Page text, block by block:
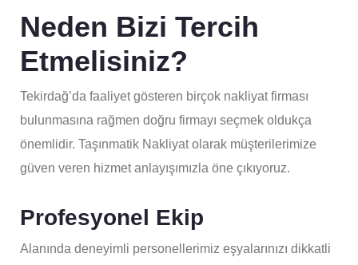
Neden Bizi Tercih
Etmelisiniz?
Tekirdağ’da faaliyet gösteren birçok nakliyat firması
bulunmasına rağmen doğru firmayı seçmek oldukça
önemlidir. Taşınmatik Nakliyat olarak müşterilerimize
güven veren hizmet anlayışımızla öne çıkıyoruz.
Profesyonel Ekip
Alanında deneyimli personellerimiz eşyalarınızı dikkatli